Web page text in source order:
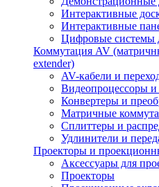
Интерактивные
Интерактивные
Цифровые системы
Коммутация AV
extender)
AV-кабели и
Видеопроцессоры
Конвертеры и
Матричные
Сплиттеры и
Удлинители и
Проекторы и
Аксессуары для
Проекторы